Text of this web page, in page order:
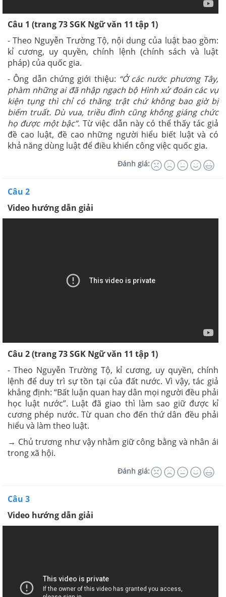
Câu 1 (trang 73 SGK Ngữ văn 11 tập 1)
- Theo Nguyễn Trường Tộ, nội dung của luật bao gồm:
kỉ cương, uy quyền, chính lệnh (chính sách và luật
pháp) của quốc gia.
- Ông dẫn chứng giới thiệu: “Ở các nước phương Tây,
phàm những ai đã nhập ngạch bộ Hình xử đoán các vụ
kiện tụng thì chỉ có thăng trật chứ không bao giờ bị
biếm truất. Dù vua, triều đình cũng không giáng chức
họ được một bậc”. Từ việc dẫn này có thể thấy tác giả
đề cao luật, đề cao những người hiểu biết luật và có
khả năng dùng luật để điều khiển công việc quốc gia.
Đánh giá:
Câu 2
Video hướng dẫn giải
Câu 2 (trang 73 SGK Ngữ văn 11 tập 1)
- Theo Nguyễn Trường Tộ, kỉ cương, uy quyền, chính
lệnh để duy trì sự tồn tại của đất nước. Vì vậy, tác giả
khẳng định: “Bất luận quan hay dân mọi người đều phải
học luật nước”. Luật đã giao thì làm sao giữ được kỉ
cương phép nước. Từ quan cho đến thứ dân đều phải
hiểu và làm theo luật.
→ Chủ trương như vậy nhằm giữ công bằng và nhân ái
trong xã hội.
Đánh giá:
Câu 3
Video hướng dẫn giải